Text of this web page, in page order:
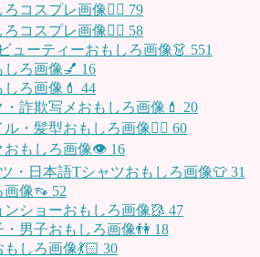
ろコスプレ画像🧝‍♀️ 79
コスプレ画像🧝‍♂️ 58
ューティーおもしろ画像👗 551
しろ画像💅 16
しろ画像💄 44
詐欺写メおもしろ画像💄 20
・髪型おもしろ画像👱‍♀️ 60
おもしろ画像👁 16
・日本語Tシャツおもしろ画像👕 31
画像👡 52
ンショーおもしろ画像🥻 47
・男子おもしろ画像👫 18
しろ画像💃🏻 30